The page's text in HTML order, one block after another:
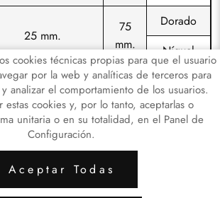
25 mm.
75
mm.
Dorado
Níquel
cookies técnicas propias para que el usuario
por la web y analíticas de terceros para
analizar el comportamiento de los usuarios.
estas cookies y, por lo tanto, aceptarlas o
unitaria o en su totalidad, en el Panel de
Configuración.
Aceptar Todas
ARTICULOS DE